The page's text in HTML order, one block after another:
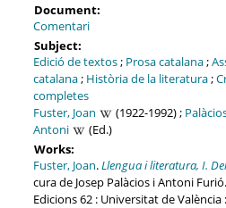
Document:
Comentari
Subject:
Edició de textos; Prosa catalana;
catalana; Història de la literatura;
completes
Fuster, Joan
(1922-1992) ;
Antoni
(Ed.)
Works:
Fuster, Joan.Llengua i literatura, I.
cura de Josep Palàcios i Antoni
Edicions 62 : Universitat de